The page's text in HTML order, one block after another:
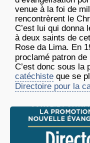
venue à la foi de
rencontrèrent le
C’est lui qui donna
à deux saints de
Rose da Lima. En
proclamé patron de
C’est donc sous la
catéchiste que se
Directoire pour la